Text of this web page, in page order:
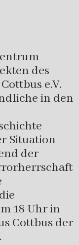
des
e.V.
in den
Situation
der
18 Uhr in
Cottbus der